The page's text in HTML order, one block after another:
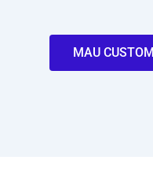
MAU CUSTOM